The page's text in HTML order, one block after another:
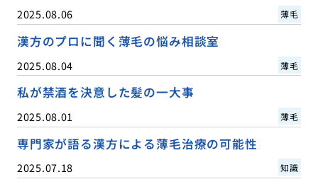
2025.08.06 薄毛
漢方のプロに聞く薄毛の悩み相談室
2025.08.04 薄毛
私が禁酒を決意した髪の一大事
2025.08.01 薄毛
専門家が語る漢方による薄毛治療の可能性
2025.07.18 知識